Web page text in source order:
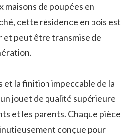
maisons de poupées en
cette résidence en bois est
et peut être transmise de
et la finition impeccable de la
jouet de qualité supérieure
et les parents. Chaque pièce
conçue pour